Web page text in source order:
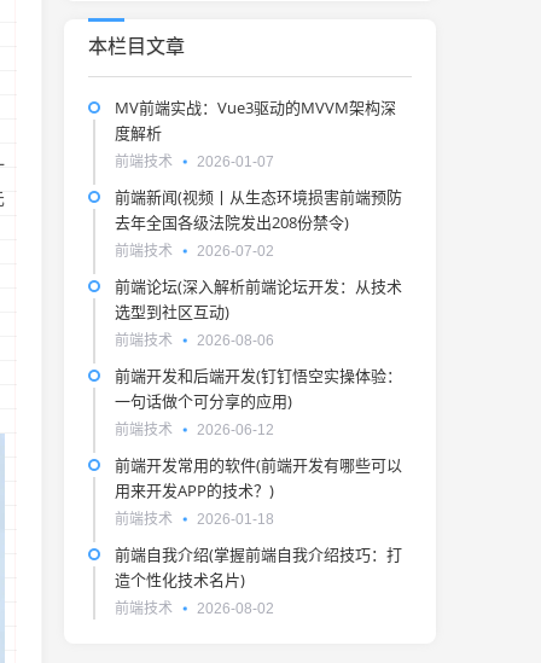
本栏目文章
MV前端实战：Vue3驱动的MVVM架构深
度解析
前端技术 2026-01-07
前端新闻(视频丨从生态环境损害前端预防
去年全国各级法院发出208份禁令)
前端技术 2026-07-02
前端论坛(深入解析前端论坛开发：从技术
选型到社区互动)
前端技术 2026-08-06
前端开发和后端开发(钉钉悟空实操体验：
一句话做个可分享的应用)
前端技术 2026-06-12
前端开发常用的软件(前端开发有哪些可以
用来开发APP的技术？)
前端技术 2026-01-18
前端自我介绍(掌握前端自我介绍技巧：打
造个性化技术名片)
前端技术 2026-08-02